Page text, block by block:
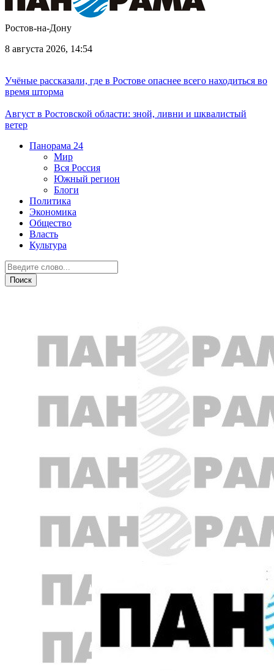
Ростов-на-Дону
8 августа 2026, 14:54
Учёные рассказали, где в Ростове опаснее всего находиться во
время шторма
Август в Ростовской области: зной, ливни и шквалистый
ветер
Панорама 24
Мир
Вся Россия
Южный регион
Блоги
Политика
Экономика
Общество
Власть
Культура